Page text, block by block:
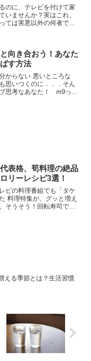
のに、テレビを付けて家
いませんか？実はこれ、
ては害悪以外の何者でも
向き合おう！あなた
す方法
からない 悪いところな
思いつくのに．．．そん
思考なあなた！ m9っ｀
表格、筍料理の絶品
リーレシピ3選！
ビの料理番組でも「タケ
料理特集が、グッと増え
そうそう！回転寿司で
える季節とは？生活習慣